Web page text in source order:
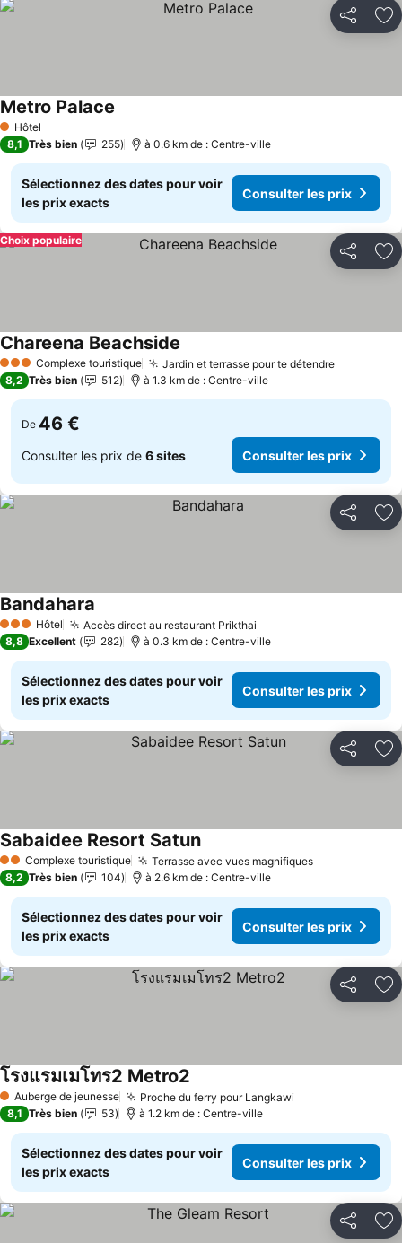
Partager
1 Étoiles
Hôtel
Metro Palace
8,1 Très bien 255 à 0.6 km de : Centre-ville
Sélectionnez des dates pour voir
les prix exacts
Consulter les prix
Partager
Choix populaire
3 ÉtoilesComplexe touristique Jardin et terrasse pour te détendre
Chareena Beachside
8,2 Très bien 512 à 1.3 km de : Centre-ville
De 46 €
Consulter les prix de 6 sites Consulter les prix
Partager
3 ÉtoilesHôtel Accès direct au restaurant Prikthai
Bandahara
8,8 Excellent 282 à 0.3 km de : Centre-ville
Sélectionnez des dates pour voir
les prix exacts
Consulter les prix
Partager
2 ÉtoilesComplexe touristique Terrasse avec vues magnifiquesConsulter
Sabaidee Resort SatunConsulter les prix
8,2 Très bien 104 à 2.6 km de : Centre-ville
Sélectionnez des dates pour voir
les prix exacts
Consulter les prix
Partager
1 Étoiles
Auberge de jeunesse Proche du ferry pour Langkawi
โรงแรมเมโทร2 Metro2
8,1 Très bien 53 à 1.2 km de : Centre-ville
Sélectionnez des dates pour voir
les prix exacts
Consulter les prix
Partager